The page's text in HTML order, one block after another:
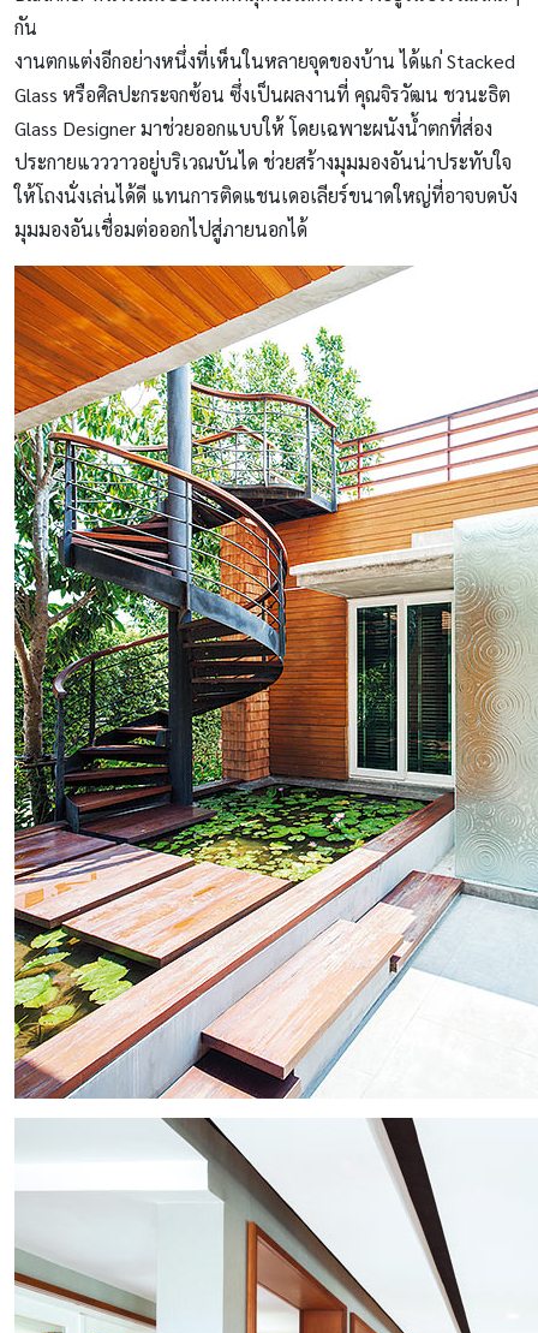
กัน
งานตกแต่งอีกอย่างหนึ่งที่เห็นในหลายจุดของบ้าน ได้แก่ Stacked
Glass หรือศิลปะกระจกซ้อน ซึ่งเป็นผลงานที่ คุณจิรวัฒน ชวนะธิต
Glass Designer มาช่วยออกแบบให้ โดยเฉพาะผนังน้ำตกที่ส่อง
ประกายแวววาวอยู่บริเวณบันได ช่วยสร้างมุมมองอันน่าประทับใจ
ให้โถงนั่งเล่นได้ดี แทนการติดแชนเดอเลียร์ขนาดใหญ่ที่อาจบดบัง
มุมมองอันเชื่อมต่อออกไปสู่ภายนอกได้